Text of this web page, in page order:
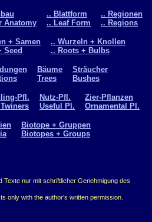
Anatomy
.. Blattform
.. Leaf Form
.. Regionen
.. Regions
+ Samen
Seed
.. Wurzeln + Knollen
.. Roots + Bulbs
Bäume
Trees
Sträucher
Bushes
Pfl.
Nutz-Pfl.
Useful Pl.
Zier-Pflanzen
Ornamental Pl.
Biotope + Gruppen
Biotopes + Groups
Texte nur mit schriftlicher Genehmigung des
only with the author's written permission.